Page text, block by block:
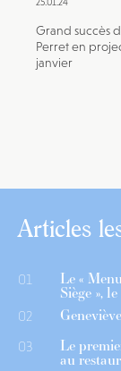
Grand succès
Perret en
janvier
Articles
01 Le «
Siège »,
02
03 Le
au